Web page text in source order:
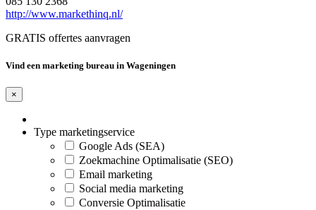
http://www.markethinq.nl/
GRATIS offertes aanvragen
Vind een marketing bureau in Wageningen
×
Type marketingservice
Google Ads (SEA)
Zoekmachine Optimalisatie (SEO)
Email marketing
Social media marketing
Conversie Optimalisatie